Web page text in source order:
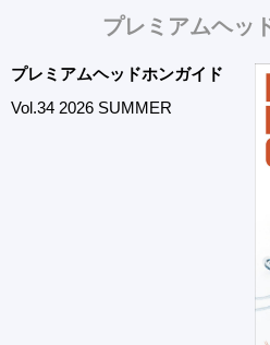
プレミアムヘッ
プレミアムヘッドホンガイド
Vol.34 2026 SUMMER